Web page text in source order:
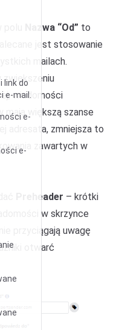
link do
mail.
e-
e-
Nazwa “Od” to
jest stosowanie
mailach.
zwiększeniu
wiadomości
mają większą szanse
adresata, zmniejsza to
zawartych w
Preheader – krótki
w skrzynce
przyciągają uwagę
otwarć